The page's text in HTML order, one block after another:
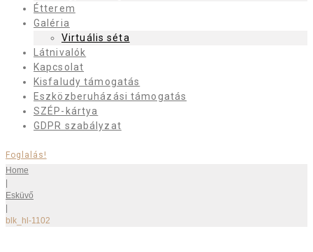
Étterem
Galéria
Virtuális séta
Látnivalók
Kapcsolat
Kisfaludy támogatás
Eszközberuházási támogatás
SZÉP-kártya
GDPR szabályzat
Foglalás!
Home
Esküvő
blk_hl-1102